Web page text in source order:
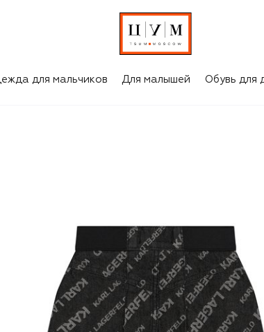
для мальчиков Для малышей Обувь для